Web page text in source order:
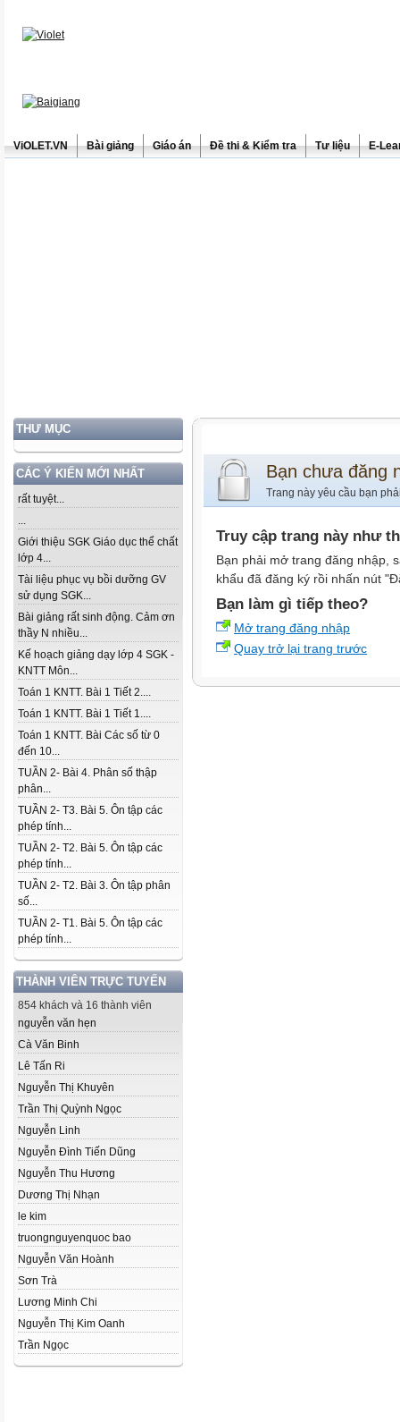
ViOLET.VN Bài giảng Giáo án Đề thi & Kiểm tra Tư liệu E-
THƯ MỤC
CÁC Ý KIẾN MỚI NHẤT
rất tuyệt...
...
Giới thiệu SGK Giáo dục thể chất
lớp 4...
Tài liệu phục vụ bồi dưỡng GV
sử dụng SGK...
Bài giảng rất sinh động. Cảm ơn
thầy N nhiều...
Kế hoạch giảng dạy lớp 4 SGK -
KNTT Môn...
Toán 1 KNTT. Bài 1 Tiết 2....
Toán 1 KNTT. Bài 1 Tiết 1....
Toán 1 KNTT. Bài Các số từ 0
đến 10...
TUẦN 2- Bài 4. Phân số thập
phân...
TUẦN 2- T3. Bài 5. Ôn tập các
phép tính...
TUẦN 2- T2. Bài 5. Ôn tập các
phép tính...
TUẦN 2- T2. Bài 3. Ôn tập phân
số...
TUẦN 2- T1. Bài 5. Ôn tập các
phép tính...
THÀNH VIÊN TRỰC TUYẾN
854 khách và 16 thành viên
nguyễn văn hẹn
Cà Văn Binh
Lê Tấn Ri
Nguyễn Thị Khuyên
Trần Thị Quỳnh Ngọc
Nguyễn Linh
Nguyễn Đình Tiến Dũng
Nguyễn Thu Hương
Dương Thị Nhạn
le kim
truongnguyenquoc bao
Nguyễn Văn Hoành
Sơn Trà
Lương Minh Chi
Nguyễn Thị Kim Oanh
Trần Ngọc
Bạn chưa đăng
Trang này yêu cầu bạn
Truy cập trang này như
Bạn phải mở trang đăng nhập,
khẩu đã đăng ký rồi nhấn nút
Bạn làm gì tiếp theo?
Mở trang đăng nhập
Quay trở lại trang trước